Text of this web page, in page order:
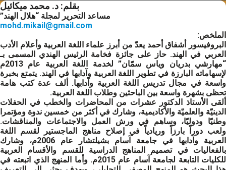
بقلم: د. محمد ميكائيل
مساعد التحرير لمجلة “هلال الهند”
mohd.mikail@gmail.com
الملخص:
البروفيسور أشفاق أحمد يعدّ من أبرز علماء اللغة العربية وأعلام الأدب
العربي في الهند. حاز على جائزة فخامة الرئيس الهندي المسمى بـ
“مهارشي بدريان وياس سمّان” لخدمة اللغة العربية عام 2013م
لإسهاماته البارزة في تطوير اللغة العربية وآدابها في الهند. يتمتع بخبرة
واسعة في مجال تدريس اللغة العربية وآدابها. ألف عدة كتب هامة
تحظى بشهرة واسعة بين الباحثين وطلاب اللغة العربية.
ألقى الأستاذ الدكتور عشرات من المحاضرات والخطب في الحفلات
الدينيّة والعلميّة والأكاديمية، وشارك في أكثر من خمسين ندوة ومؤتمرا
وطنيّا ودوليّا، وساهم في ورش العمل والاجتماعات والمناقشات.
ولعب دوراً بارزاً وريادياً في إصلاح مناهج الماجستير لقسم اللغة
العربية وآدابها في جامعة آسام بشيلتشار عام 2006م، وشارك
بالفعاليات في تصميم المناهج الدراسية للقسم والأقسام العربية
للكليات التابعة لجامعة آسام عام 2015م. وأما المنهج الذي اتبعته في